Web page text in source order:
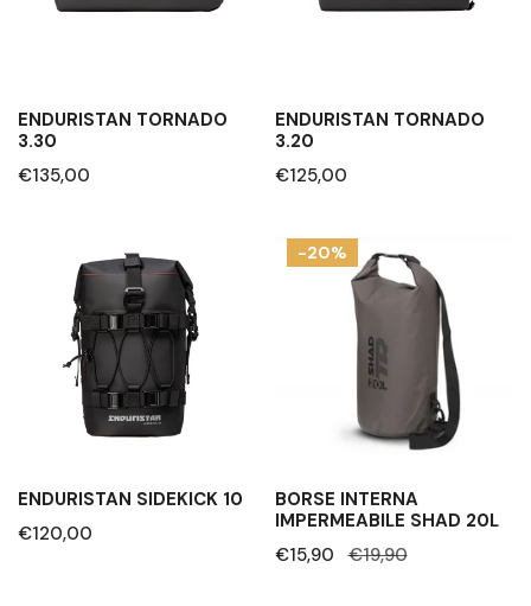
ENDURISTAN TORNADO
3.30
Prezzo
€135,00
ENDURISTAN TORNADO
3.20
Prezzo
€125,00
Sidekick
ENDURISTAN SIDEKICK 10
Prezzo
€120,00
Borse
interna
impermeabile
-20%
BORSE INTERNA
IMPERMEABILE SHAD 20L
Prezzo
€15,90
Prezzo
€19,90